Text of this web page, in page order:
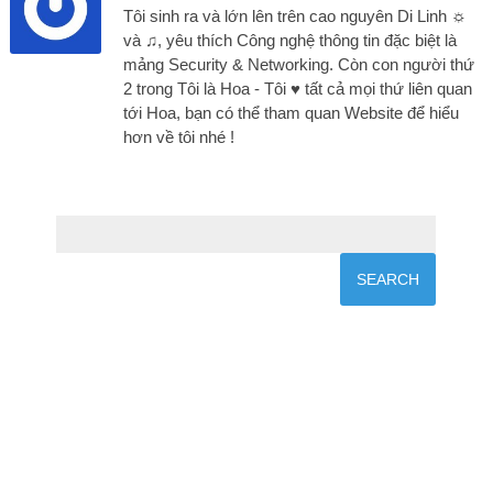
Tôi sinh ra và lớn lên trên cao nguyên Di Linh ☼
và ♫, yêu thích Công nghệ thông tin đặc biệt là
mảng Security & Networking. Còn con người thứ
2 trong Tôi là Hoa - Tôi ♥ tất cả mọi thứ liên quan
tới Hoa, bạn có thể tham quan Website để hiểu
hơn về tôi nhé !